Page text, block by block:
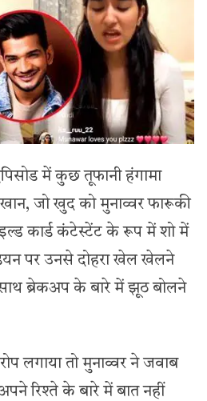
में कुछ तूफानी हंगामा
जो खुद को मुनाव्वर फारूकी
कार्ड कंटेस्टेंट के रूप में शो में
पर उनसे दोहरा खेल खेलने
ब्रेकअप के बारे में झूठ बोलने
लगाया तो मुनाव्वर ने जवाब
रिश्ते के बारे में बात नहीं